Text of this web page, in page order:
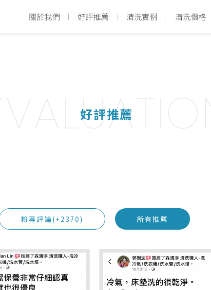
關於我們 好評推薦 清洗實例 清洗價格
EVALUATION
好評推薦
粉專評論(+2370) 所有推薦